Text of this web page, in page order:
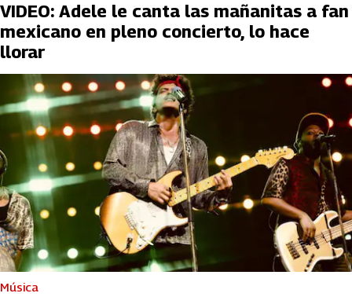
VIDEO: Adele le canta las mañanitas a fan
mexicano en pleno concierto, lo hace
llorar
Música